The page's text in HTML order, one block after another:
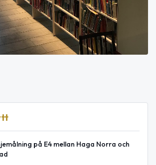
på E4 mellan Haga Norra och